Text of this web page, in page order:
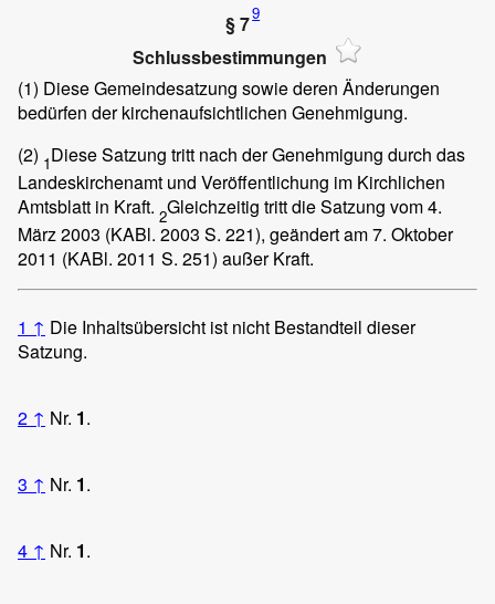
§ 79
Schlussbestimmungen
(1) Diese Gemeindesatzung sowie deren Änderungen
bedürfen der kirchenaufsichtlichen Genehmigung.
(2) 1Diese Satzung tritt nach der Genehmigung durch das
Landeskirchenamt und Veröffentlichung im Kirchlichen
Amtsblatt in Kraft. 2Gleichzeitig tritt die Satzung vom 4.
März 2003 (KABl. 2003 S. 221), geändert am 7. Oktober
2011 (KABl. 2011 S. 251) außer Kraft.
1 ↑ Die Inhaltsübersicht ist nicht Bestandteil dieser
Satzung.
2 ↑ Nr. 1.
3 ↑ Nr. 1.
4 ↑ Nr. 1.